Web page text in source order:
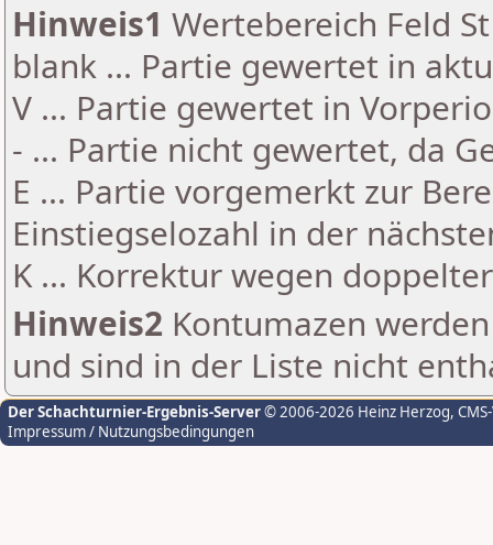
Hinweis1 Wertebereich Feld
blank ... Partie gewertet in
V ... Partie gewertet in
- ... Partie nicht gewertet, da
E ... Partie vorgemerkt zur
Einstiegselozahl in der
K ... Korrektur wegen
Hinweis2 Kontumazen
und sind in der Liste nicht
Der Schachturnier-Ergebnis-Server© 2006-2026 Heinz Herzog,
Impressum / Nutzungsbedingungen